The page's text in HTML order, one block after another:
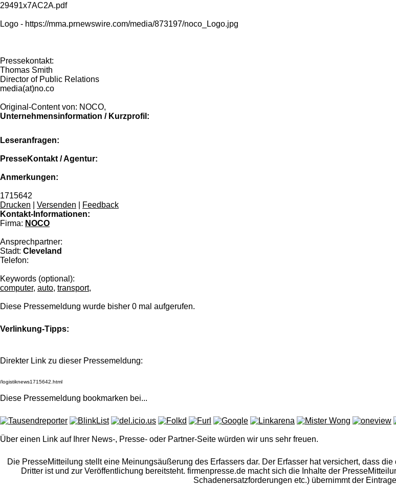
29491x7AC2A.pdf
Logo - https://mma.prnewswire.com/media/873197/noco_Logo.jpg
Pressekontakt:
Thomas Smith
Director of Public Relations
media(at)no.co
Original-Content von: NOCO,
Unternehmensinformation / Kurzprofil:
Leseranfragen:
PresseKontakt / Agentur:
Anmerkungen:
1715642
Drucken
Versenden
Feedback
Kontakt-Informationen:
Firma: NOCO
Ansprechpartner:
Stadt: Cleveland
Telefon:
Keywords (optional):
computer, auto, transport,
Diese Pressemeldung wurde bisher 0 mal aufgerufen.
Verlinkung-Tipps:
Direkter Link zu dieser Pressemeldung:
Diese Pressemeldung bookmarken bei...
Über einen Link auf Ihrer News-, Presse- oder Partner-Seite würden wir uns sehr freuen.
Die PresseMitteilung stellt eine Meinungsäußerung des Erfassers dar. Der Erfasser hat versichert, dass
Dritter ist und zur Veröffentlichung bereitsteht. firmenpresse.de macht sich die Inhalte der
Schadenersatzforderungen etc.) übernimmt der